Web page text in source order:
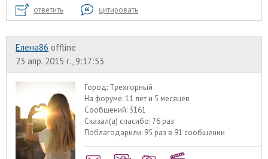
ответить цитировать
Елена86 offline
23 апр. 2015 г., 9:17:53
Город: Трехгорный
На форуме:11 лет и 5 месяцев
Сообщений: 3161
Сказал(а) спасибо: 76 раз
Поблагодарили: 95 раз в 91 сообщении